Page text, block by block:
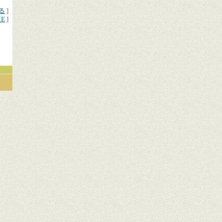
]
]